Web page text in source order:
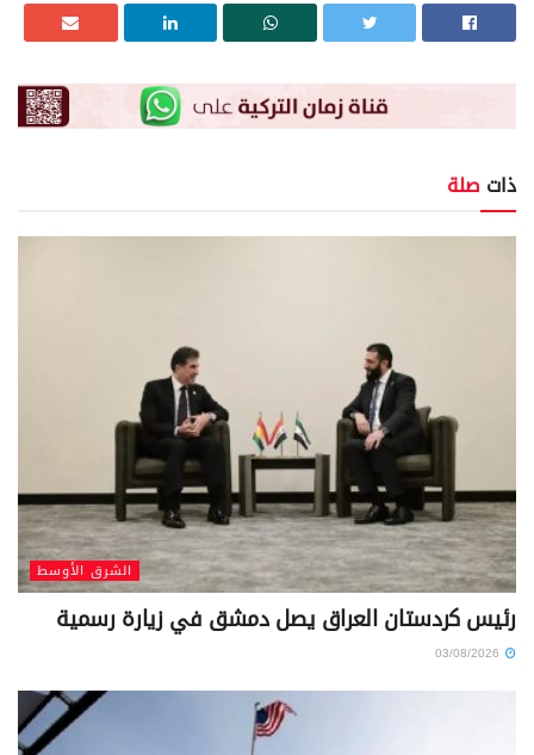
ذات صلة
الشرق الأوسط
رئيس كردستان العراق يصل دمشق في زيارة رسمية